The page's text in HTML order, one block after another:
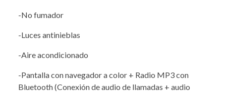
-No fumador
-Luces antinieblas
-Aire acondicionado
-Pantalla con navegador a color + Radio MP3 con
Bluetooth (Conexión de audio de llamadas + audio